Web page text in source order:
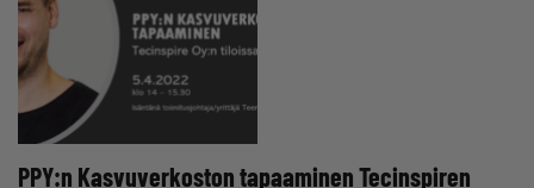
PPY:n Kasvuverkoston tapaaminen Tecinspiren